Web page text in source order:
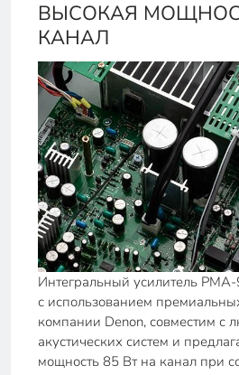
ВЫСОКАЯ
КАНАЛ
Интегральный усилитель
с использованием
компании Denon, совместим с
акустических систем и
мощность 85 Вт на канал при